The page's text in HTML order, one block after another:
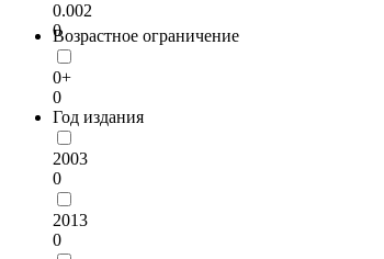
0.002
0
Возрастное ограничение
0+
0
Год издания
2003
0
2013
0